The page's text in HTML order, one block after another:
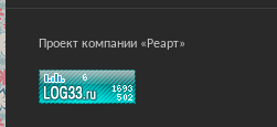
Проект компании «Реарт»